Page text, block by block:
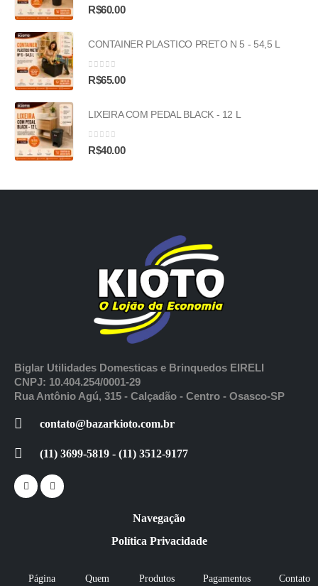
0out of 5
R$60.00
CONTAINER PLASTICO PRETO N 5 - 54,5 L
0out of 5
R$65.00
LIXEIRA COM PEDAL BLACK - 12 L
0out of 5
R$40.00
Biglar Utilidades Domesticas e Brinquedos EIRELI
CNPJ: 10.404.254/0001-29
Rua Antônio Agú, 315 - Calçadão - Centro - Osasco-SP
contato@bazarkioto.com.br
(11) 3699-5819 - (11) 3512-9177
Navegação
Política Privacidade
Página Quem Produtos Pagamentos Contato